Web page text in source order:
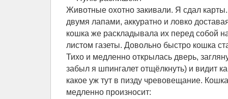
Животные охотно закивали. Я сдал
двумя лапами, аккуратно и ловко
кошка же раскладывала их перед собой
листом газеты. Довольно быстро кошка
Тихо и медленно открылась дверь,
забыл я шпингалет отщёлкнуть) и видит
какое уж тут в пизду чревовещание.
медленно произносит: